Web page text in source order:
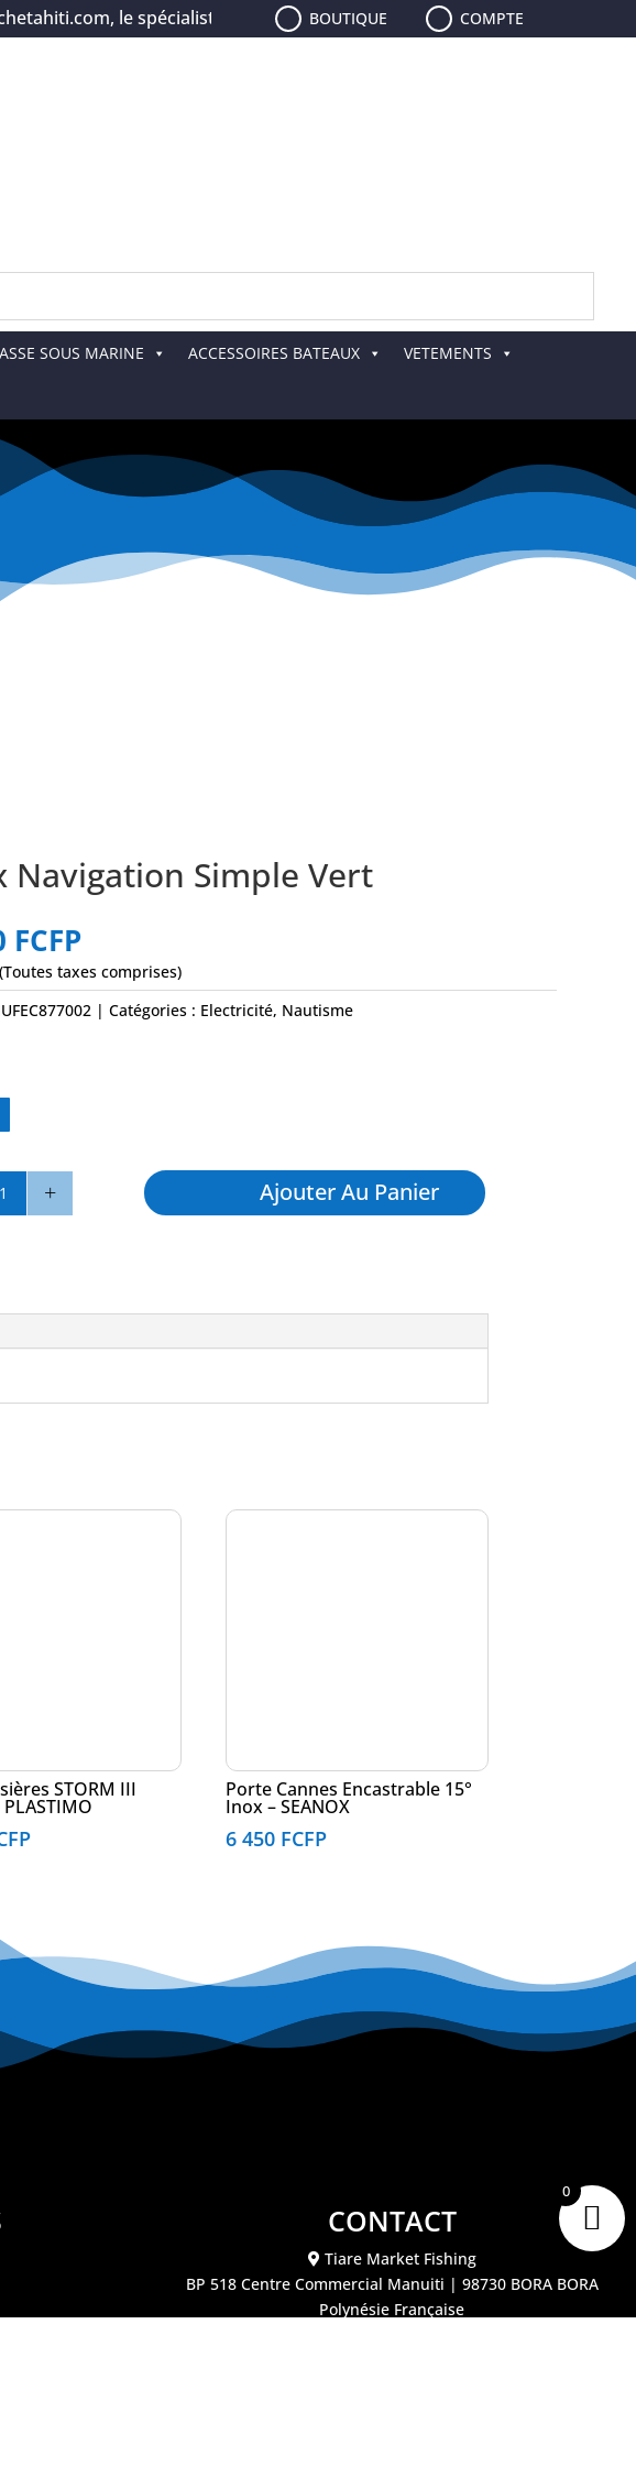
le spécialiste de la pêche, le plus grand choix de leurres, de
BOUTIQUE COMPTE
SOUS MARINE ACCESSOIRES BATEAUX VETEMENTS
Navigation Simple Vert
FCFP
taxes comprises)
Catégories : Electricité, Nautisme
Ajouter Au Panier
STORM III Porte Cannes Encastrable 15°
Inox – SEANOX
6 450 FCFP
CONTACT
Tiare Market Fishing
BP 518 Centre Commercial Manuiti | 98730 BORA BORA
Polynésie Française
0